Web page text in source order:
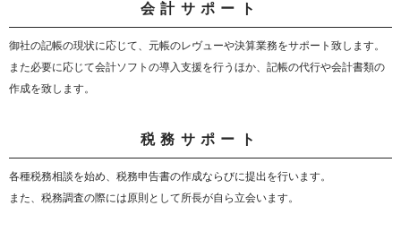
会計サポート
御社の記帳の現状に応じて、元帳のレヴューや決算業務をサポート致します。
また必要に応じて会計ソフトの導入支援を行うほか、記帳の代行や会計書類の
作成を致します。
税務サポート
各種税務相談を始め、税務申告書の作成ならびに提出を行います。
また、税務調査の際には原則として所長が自ら立会います。